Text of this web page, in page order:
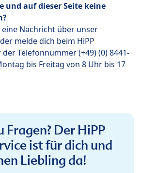
und auf dieser Seite keine
Nachricht über unser
melde dich beim HiPP
Telefonnummer (+49) (0) 8441-
bis Freitag von 8 Uhr bis 17
Fragen? Der HiPP
ist für dich und
Liebling da!